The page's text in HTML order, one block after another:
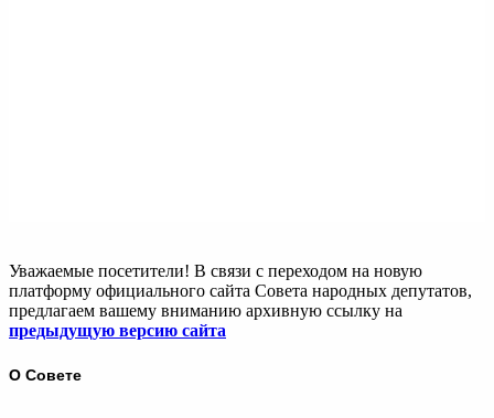
Уважаемые посетители! В связи с переходом на новую
платформу официального сайта Совета народных депутатов,
предлагаем вашему вниманию архивную ссылку на
предыдущую версию сайта
О Совете